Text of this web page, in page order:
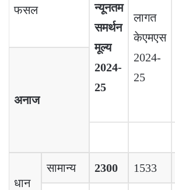
फसल
न्यूनतम
समर्थन
मूल्य
2024-
25
लागत
केएमएस
2024-
25
अनाज
धान
सामान्य 2300 1533